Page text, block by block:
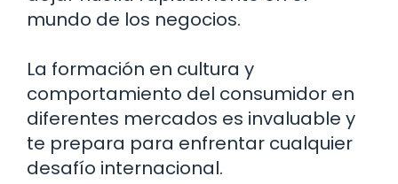
mundo de los negocios.
La formación en cultura y
comportamiento del consumidor en
diferentes mercados es invaluable y
te prepara para enfrentar cualquier
desafío internacional.